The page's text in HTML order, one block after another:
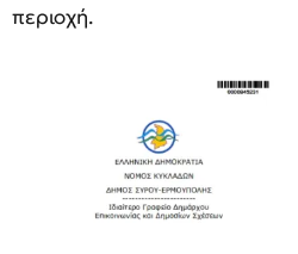
περιοχή.